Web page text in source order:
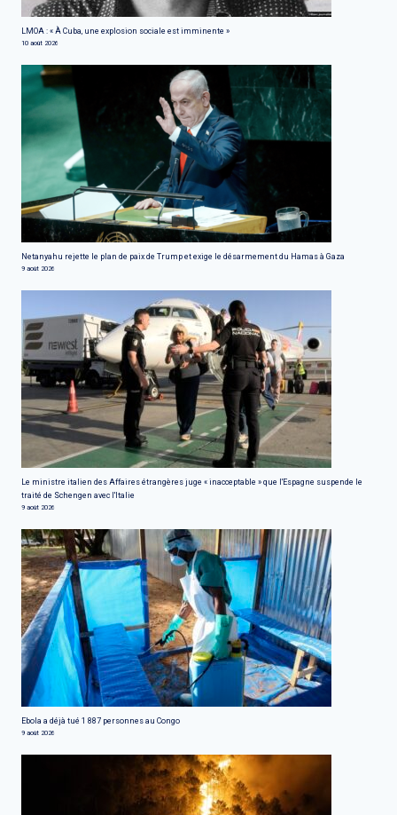
LMOA : « À Cuba, une explosion sociale est imminente »
10 août 2026
Netanyahu rejette le plan de paix de Trump et exige le désarmement du Hamas à Gaza
9 août 2026
Le ministre italien des Affaires étrangères juge « inacceptable » que l'Espagne suspende le
traité de Schengen avec l'Italie
9 août 2026
Ebola a déjà tué 1 887 personnes au Congo
9 août 2026